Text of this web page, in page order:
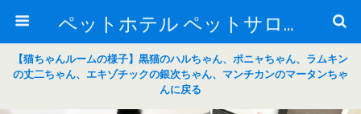
ペットホテル ペットサロン トリミングサロン 東京 ヌーノクラブのブログ
【猫ちゃんルームの様子】黒猫のハルちゃん、ポニャちゃん、ラムキン
の丈二ちゃん、エキゾチックの銀次ちゃん、マンチカンのマータンちゃ
んに戻る